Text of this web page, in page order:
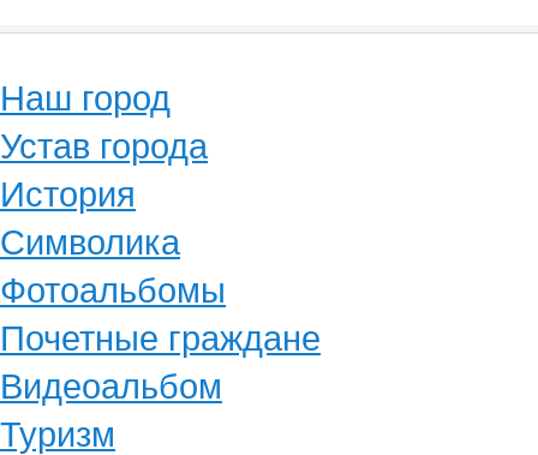
Наш город
Устав города
История
Символика
Фотоальбомы
Почетные граждане
Видеоальбом
Туризм